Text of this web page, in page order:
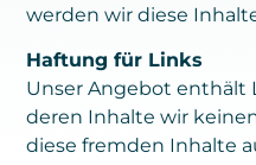
werden wir diese
Haftung für Links
Unser Angebot enthält
deren Inhalte wir
diese fremden Inhalte